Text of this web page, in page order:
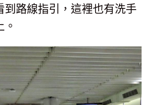
到路線指引，這裡也有洗手